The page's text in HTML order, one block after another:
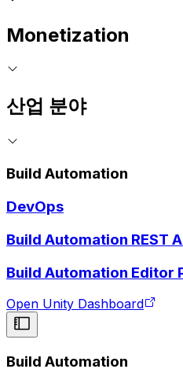
Monetization
산업 분야
Build Automation
DevOps
Build Automation REST
Build Automation Editor
Open Unity Dashboard
Build Automation